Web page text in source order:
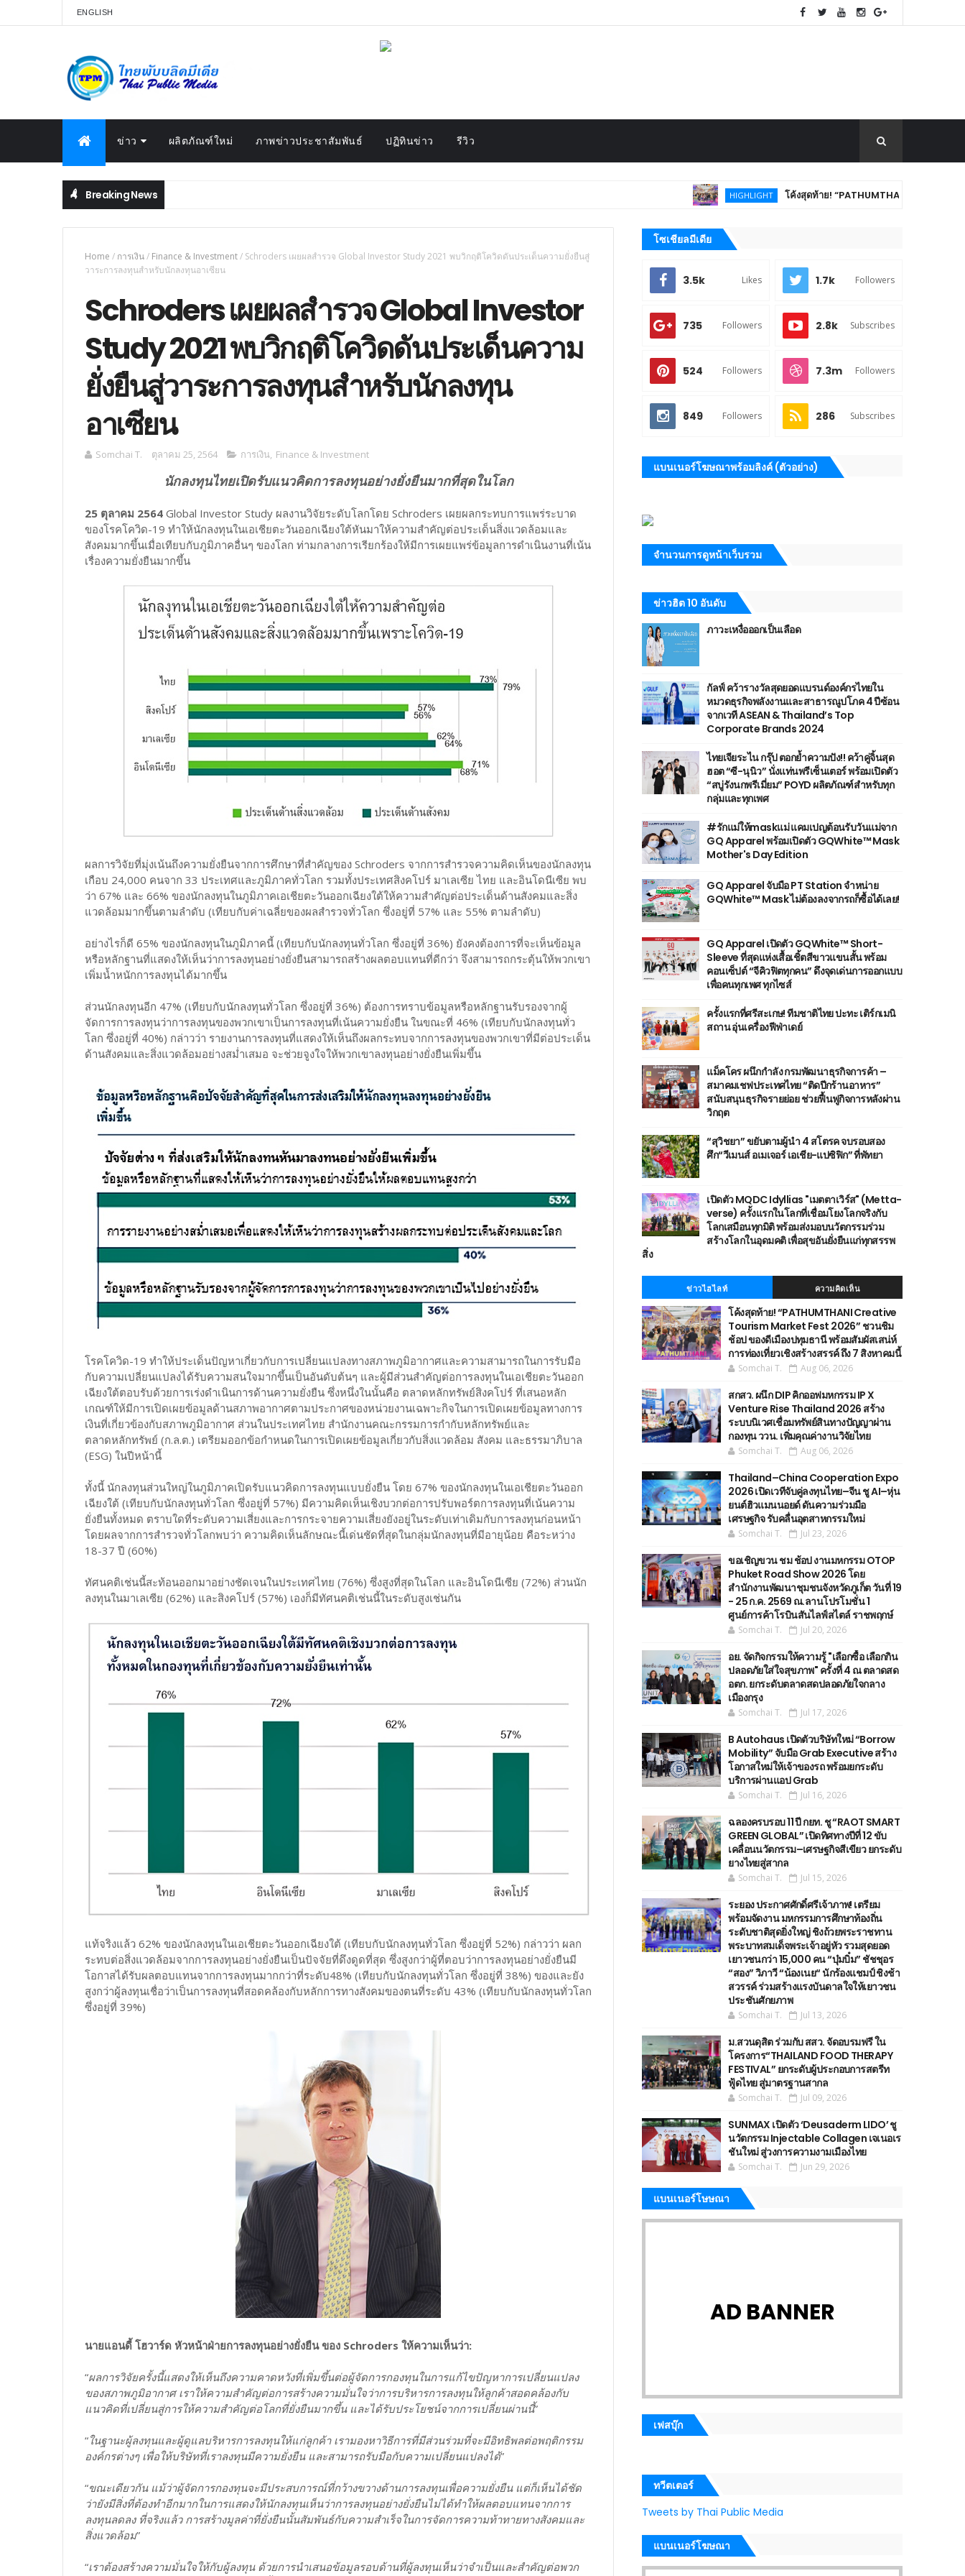
ENGLISH
ข่าว ผลิตภัณฑ์ใหม่ ภาพข่าวประชาสัมพันธ์ ปฏิทินข่าว รีวิว
Breaking News HIGHLIGHT โค้งสุดท้าย! “PATHUMTHANI Creative Tourism
Home / การเงิน/ Finance & Investment/ Schroders เผยผลสำรวจ Global Investor Study 2021 พบวิกฤติโควิดดันประเด็นความยั่งยืนสู่
วาระการลงทุนสำหรับนักลงทุนอาเซียน
Schroders เผยผลสำรวจ Global Investor
Study 2021 พบวิกฤติโควิดดันประเด็นความ
ยั่งยืนสู่วาระการลงทุนสำหรับนักลงทุน
อาเซียน
Somchai T. ตุลาคม 25, 2564 การเงิน, Finance & Investment
นักลงทุนไทยเปิดรับแนวคิดการลงทุนอย่างยั่งยืนมากที่สุดในโลก
25 ตุลาคม 2564 Global Investor Study ผลงานวิจัยระดับโลกโดย Schroders เผยผลกระทบการแพร่ระบาด
ของโรคโควิด-19 ทำให้นักลงทุนในเอเชียตะวันออกเฉียงใต้หันมาให้ความสำคัญต่อประเด็นสิ่งแวดล้อมและ
สังคมมากขึ้นเมื่อเทียบกับภูมิภาคอื่นๆ ของโลก ท่ามกลางการเรียกร้องให้มีการเผยแพร่ข้อมูลการดำเนินงานที่เน้น
เรื่องความยั่งยืนมากขึ้น
ผลการวิจัยที่มุ่งเน้นถึงความยั่งยืนจากการศึกษาที่สำคัญของ Schroders จากการสำรวจความคิดเห็นของนักลงทุน
เกือบ 24,000 คนจาก 33 ประเทศและภูมิภาคทั่วโลก รวมทั้งประเทศสิงคโปร์ มาเลเซีย ไทย และอินโดนีเซีย พบ
ว่า 67% และ 66% ของนักลงทุนในภูมิภาคเอเชียตะวันออกเฉียงใต้ให้ความสำคัญต่อประเด็นด้านสังคมและสิ่ง
แวดล้อมมากขึ้นตามลำดับ (เทียบกับค่าเฉลี่ยของผลสำรวจทั่วโลก ซึ่งอยู่ที่ 57% และ 55% ตามลำดับ)
อย่างไรก็ดี 65% ของนักลงทุนในภูมิภาคนี้ (เทียบกับนักลงทุนทั่วโลก ซึ่งอยู่ที่ 36%) ยังคงต้องการที่จะเห็นข้อมูล
หรือหลักฐานที่แสดงให้เห็นว่าการลงทุนอย่างยั่งยืนสามารถสร้างผลตอบแทนที่ดีกว่า จึงสามารถกระตุ้นให้พวกเขา
เพิ่มน้ำหนักการลงทุนได้มากขึ้น
ส่วนนักลงทุนอีก 47% (เทียบกับนักลงทุนทั่วโลก ซึ่งอยู่ที่ 36%) ต้องการทราบข้อมูลหรือหลักฐานรับรองจากผู้
จัดการการลงทุนว่าการลงทุนของพวกเขาเป็นการลงทุนที่เน้นความยั่งยืน ในขณะที่ 46% (เทียบกับนักลงทุนทั่ว
โลก ซึ่งอยู่ที่ 40%) กล่าวว่า รายงานการลงทุนที่แสดงให้เห็นถึงผลกระทบจากการลงทุนของพวกเขาที่มีต่อประเด็น
ด้านสังคมและสิ่งแวดล้อมอย่างสม่ำเสมอ จะช่วยจูงใจให้พวกเขาลงทุนอย่างยั่งยืนเพิ่มขึ้น
โรคโควิด-19 ทำให้ประเด็นปัญหาเกี่ยวกับการเปลี่ยนแปลงทางสภาพภูมิอากาศและความสามารถในการรับมือ
กับความเปลี่ยนแปลงได้รับความสนใจมากขึ้นเป็นอันดับต้นๆ และผู้มีส่วนสำคัญต่อการลงทุนในเอเชียตะวันออก
เฉียงใต้ตอบรับด้วยการเร่งดำเนินการด้านความยั่งยืน ซึ่งหนึ่งในนั้นคือ ตลาดหลักทรัพย์สิงคโปร์ ที่เสนอหลัก
เกณฑ์ให้มีการเปิดเผยข้อมูลด้านสภาพอากาศตามประกาศของหน่วยงานเฉพาะกิจในการเปิดเผยข้อมูลทางการ
เงินที่เกี่ยวข้องกับสภาพภูมิอากาศ ส่วนในประเทศไทย สำนักงานคณะกรรมการกำกับหลักทรัพย์และ
ตลาดหลักทรัพย์ (ก.ล.ต.) เตรียมออกข้อกำหนดในการเปิดเผยข้อมูลเกี่ยวกับสิ่งแวดล้อม สังคม และธรรมาภิบาล
(ESG) ในปีหน้านี้
ทั้งนี้ นักลงทุนส่วนใหญ่ในภูมิภาคเปิดรับแนวคิดการลงทุนแบบยั่งยืน โดย 67% ของนักลงทุนในเอเชียตะวันออก
เฉียงใต้ (เทียบกับนักลงทุนทั่วโลก ซึ่งอยู่ที่ 57%) มีความคิดเห็นเชิงบวกต่อการปรับพอร์ตการลงทุนที่เน้นความ
ยั่งยืนทั้งหมด ตราบใดที่ระดับความเสี่ยงและการกระจายความเสี่ยงยังอยู่ในระดับเท่าเดิมกับการลงทุนก่อนหน้า
โดยผลจากการสำรวจทั่วโลกพบว่า ความคิดเห็นลักษณะนี้เด่นชัดที่สุดในกลุ่มนักลงทุนที่มีอายุน้อย คือระหว่าง
18-37 ปี (60%)
ทัศนคติเช่นนี้สะท้อนออกมาอย่างชัดเจนในประเทศไทย (76%) ซึ่งสูงที่สุดในโลก และอินโดนีเซีย (72%) ส่วนนัก
ลงทุนในมาเลเซีย (62%) และสิงคโปร์ (57%) เองก็มีทัศนคติเช่นนี้ในระดับสูงเช่นกัน
แท้จริงแล้ว 62% ของนักลงทุนในเอเชียตะวันออกเฉียงใต้ (เทียบกับนักลงทุนทั่วโลก ซึ่งอยู่ที่ 52%) กล่าวว่า ผลก
ระทบต่อสิ่งแวดล้อมจากการลงทุนอย่างยั่งยืนเป็นปัจจัยที่ดึงดูดที่สุด ซึ่งสูงกว่าผู้ที่ตอบว่าการลงทุนอย่างยั่งยืนมี
โอกาสได้รับผลตอบแทนจากการลงทุนมากกว่าที่ระดับ48% (เทียบกับนักลงทุนทั่วโลก ซึ่งอยู่ที่ 38%) ของและยัง
สูงกว่าผู้ลงทุนเชื่อว่าเป็นการลงทุนที่สอดคล้องกับหลักการทางสังคมของตนที่ระดับ 43% (เทียบกับนักลงทุนทั่วโลก
ซึ่งอยู่ที่ 39%)
นายแอนดี้ โฮวาร์ด หัวหน้าฝ่ายการลงทุนอย่างยั่งยืน ของ Schroders ให้ความเห็นว่า:
“ผลการวิจัยครั้งนี้แสดงให้เห็นถึงความคาดหวังที่เพิ่มขึ้นต่อผู้จัดการกองทุนในการแก้ไขปัญหาการเปลี่ยนแปลง
ของสภาพภูมิอากาศ เราให้ความสำคัญต่อการสร้างความมั่นใจว่าการบริหารการลงทุนให้ลูกค้าสอดคล้องกับ
แนวคิดที่เปลี่ยนสู่การให้ความสำคัญต่อโลกที่ยั่งยืนมากขึ้น และได้รับประโยชน์จากการเปลี่ยนผ่านนี้”
“ในฐานะผู้ลงทุนและผู้ดูแลบริหารการลงทุนให้แก่ลูกค้า เรามองหาวิธีการที่มีส่วนร่วมที่จะมีอิทธิพลต่อพฤติกรรม
องค์กรต่างๆ เพื่อให้บริษัทที่เราลงทุนมีความยั่งยืน และสามารถรับมือกับความเปลี่ยนแปลงได้”
“ขณะเดียวกัน แม้ว่าผู้จัดการกองทุนจะมีประสบการณ์ที่กว้างขวางด้านการลงทุนเพื่อความยั่งยืน แต่ก็เห็นได้ชัด
ว่ายังมีสิ่งที่ต้องทำอีกมากในการแสดงให้นักลงทุนเห็นว่าการลงทุนอย่างยั่งยืนไม่ได้ทำให้ผลตอบแทนจากการ
ลงทุนลดลง ที่จริงแล้ว การสร้างมูลค่าที่ยั่งยืนนั้นสัมพันธ์กับความสำเร็จในการจัดการความท้าทายทางสังคมและ
สิ่งแวดล้อม”
“เราต้องสร้างความมั่นใจให้กับผู้ลงทุน ด้วยการนำเสนอข้อมูลรอบด้านที่ผู้ลงทุนเห็นว่าจำเป็นและสำคัญต่อพวก
โซเชียลมีเดีย
3.5k Likes 1.7k Followers
735 Followers 2.8k Subscribes
524 Followers 7.3m Followers
849 Followers 286 Subscribes
แบนเนอร์โฆษณาพร้อมลิงค์ (ตัวอย่าง)
จำนวนการดูหน้าเว็บรวม
ข่าวฮิต 10 อันดับ
ภาวะเหงื่อออกเป็นเลือด
กัลฟ์ คว้ารางวัลสุดยอดแบรนด์องค์กรไทยใน
หมวดธุรกิจพลังงานและสาธารณูปโภค 4 ปีซ้อน
จากเวที ASEAN & Thailand’s Top
Corporate Brands 2024
ไทยเจียระไน กรุ๊ป ตอกย้ำความปัง!! คว้าคู่จิ้นสุด
ฮอต “ซี-นุนิว” นั่งแท่นพรีเซ็นเตอร์ พร้อมเปิดตัว
“สบู่รังนกพรีเมี่ยม” POYD ผลิตภัณฑ์สำหรับทุก
กลุ่มและทุกเพศ
#รักแม่ให้maskแม่ แคมเปญต้อนรับวันแม่จาก
GQ Apparel พร้อมเปิดตัว GQWhite™ Mask
Mother's Day Edition
GQ Apparel จับมือ PT Station จำหน่าย
GQWhite™ Mask ไม่ต้องลงจากรถก็ซื้อได้เลย!
GQ Apparel เปิดตัว GQWhite™ Short-
Sleeve ที่สุดแห่งเสื้อเชิ้ตสีขาวแขนสั้น พร้อม
คอนเซ็ปต์ “จีคิวฟิตทุกคน” ดึงจุดเด่นการออกแบบ
เพื่อคนทุกเพศ ทุกไซส์
ครั้งแรกที่ศรีสะเกษ! ทีมชาติไทย ปะทะ เติร์กเมนิ
สถาน อุ่นเครื่องฟีฟ่าเดย์
แม็คโคร ผนึกกำลัง กรมพัฒนาธุรกิจการค้า –
สมาคมเชฟประเทศไทย “ติดปีกร้านอาหาร”
สนับสนุนธุรกิจรายย่อย ช่วยฟื้นฟูกิจการหลังผ่าน
วิกฤต
“สุวิชยา” ขยับตามผู้นำ 4 สโตรค จบรอบสอง
ศึก“วีเมนส์ อเมเจอร์ เอเชีย-แปซิฟิก” ที่พัทยา
เปิดตัว MQDC Idyllias "เมตตาเวิร์ส" (Metta-
verse) ครั้งแรกในโลกที่เชื่อมโยงโลกจริงกับ
โลกเสมือนทุกมิติ พร้อมส่งมอบนวัตกรรมร่วม
สร้างโลกในอุดมคติ เพื่อสุขอันยั่งยืนแก่ทุกสรรพ
สิ่ง
ข่าวไฮไลท์ ความคิดเห็น
โค้งสุดท้าย! “PATHUMTHANI Creative
Tourism Market Fest 2026” ชวนชิม
ช้อป ของดีเมืองปทุมธานี พร้อมสัมผัสเสน่ห์
การท่องเที่ยวเชิงสร้างสรรค์ ถึง 7 สิงหาคมนี้
Somchai T. Aug 06, 2026
สกสว. ผนึก DIP คิกออฟมหกรรม IP X
Venture Rise Thailand 2026 สร้าง
ระบบนิเวศเชื่อมทรัพย์สินทางปัญญาผ่าน
กองทุน ววน. เพิ่มคุณค่างานวิจัยไทย
Somchai T. Aug 06, 2026
Thailand–China Cooperation Expo
2026 เปิดเวทีจับคู่ลงทุนไทย–จีน ชู AI–หุ่น
ยนต์ฮิวแมนนอยด์ ดันความร่วมมือ
เศรษฐกิจ รับคลื่นอุตสาหกรรมใหม่
Somchai T. Jul 23, 2026
ขอเชิญขวน ชม ช้อป งานมหกรรม OTOP
Phuket Road Show 2026 โดย
สำนักงานพัฒนาชุมชนจังหวัดภูเก็ต วันที่ 19
- 25 ก.ค. 2569 ณ.ลานโปรโมชั่น 1
ศูนย์การค้าโรบินสันไลฟ์สไตล์ ราชพฤกษ์
Somchai T. Jul 20, 2026
อย. จัดกิจกรรมให้ความรู้ "เลือกซื้อ เลือกกิน
ปลอดภัยใส่ใจสุขภาพ" ครั้งที่ 4 ณ ตลาดสด
อตก. ยกระดับตลาดสดปลอดภัยใจกลาง
เมืองกรุง
Somchai T. Jul 17, 2026
B Autohaus เปิดตัวบริษัทใหม่ “Borrow
Mobility” จับมือ Grab Executive สร้าง
โอกาสใหม่ให้เจ้าของรถ พร้อมยกระดับ
บริการผ่านแอป Grab
Somchai T. Jul 16, 2026
ฉลองครบรอบ 11 ปี กยท. ชู “RAOT SMART
GREEN GLOBAL” เปิดทิศทางปีที่ 12 ขับ
เคลื่อนนวัตกรรม–เศรษฐกิจสีเขียว ยกระดับ
ยางไทยสู่สากล
Somchai T. Jul 15, 2026
ระยอง ประกาศศักดิ์ศรีเจ้าภาพ! เตรียม
พร้อมจัดงาน มหกรรมการศึกษาท้องถิ่น
ระดับชาติสุดยิ่งใหญ่ ชิงถ้วยพระราชทาน
พระบาทสมเด็จพระเจ้าอยู่หัว รวมสุดยอด
เยาวชนกว่า 15,000 คน “บุ๋มบิ๋ม” ชัชชุอร
“สอง” วิภาวี “น้องเนย“ นักร้องแชมป์ ชิงช้า
สวรรค์ ร่วมสร้างแรงบันดาลใจให้เยาวชน
ประชันศักยภาพ
Somchai T. Jul 13, 2026
ม.สวนดุสิต ร่วมกับ สสว. จัดอบรมฟรี ใน
โครงการ“THAILAND FOOD THERAPY
FESTIVAL” ยกระดับผู้ประกอบการสตรีท
ฟู้ดไทย สู่มาตรฐานสากล
Somchai T. Jul 09, 2026
SUNMAX เปิดตัว ‘Deusaderm LIDO’ ชู
นวัตกรรม Injectable Collagen เจเนอเร
ชันใหม่ สู่วงการความงามเมืองไทย
Somchai T. Jun 29, 2026
แบนเนอร์โษษณา
AD BANNER
เฟสบุ๊ก
ทวีตเตอร์
Tweets by Thai Public Media
แบนเนอร์โฆษณา